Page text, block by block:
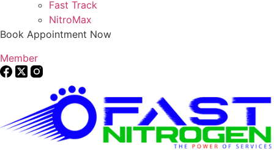
Fast Track
NitroMax
Book Appointment Now
Member